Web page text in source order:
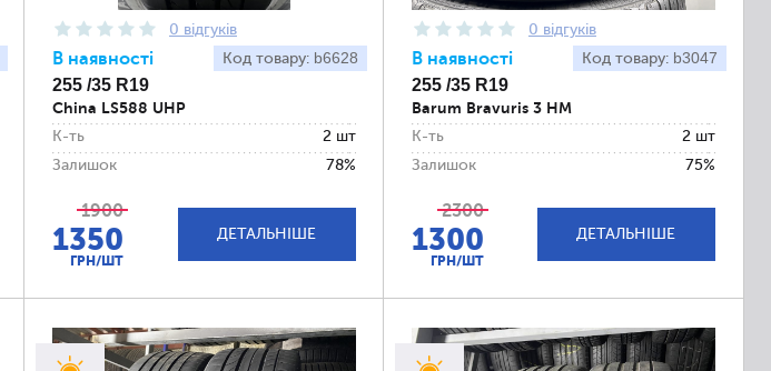
0 відгуків
Код товару: b6628
В наявності
255 /35 R19
China LS588 UHP
К-ть
2 шт
Залишок
78%
1900
1350
ГРН/ШТ
ДЕТАЛЬНІШЕ
0 відгуків
Код товару: b3047
В наявності
255 /35 R19
Barum Bravuris 3 HM
К-ть
2 шт
Залишок
75%
2300
1300
ГРН/ШТ
ДЕТАЛЬНІШЕ